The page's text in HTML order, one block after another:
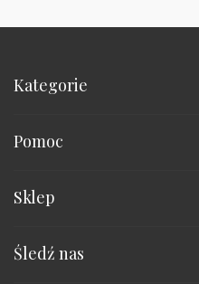
Kategorie
Pomoc
Sklep
Śledź nas